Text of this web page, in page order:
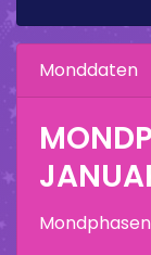
Monddaten